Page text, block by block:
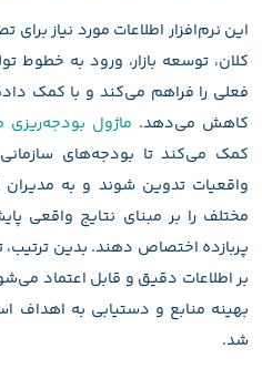
این نرم‌افزار اطلاعات مورد نیاز
کلان، توسعه بازار، ورود به خطوط
فعلی را فراهم می‌کند و با کمک
کاهش می‌دهد. ماژول بودجه‌ریزی
کمک می‌کند تا بودجه‌های
واقعیات تدوین شوند و به
مختلف را بر مبنای نتایج واقعی
پربازده اختصاص دهند. بدین
بر اطلاعات دقیق و قابل اعتماد
بهینه منابع و دستیابی به اهداف
شد.